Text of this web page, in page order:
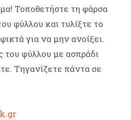
Τοποθετήστε τη φάρσα
φύλλου και τυλίξτε το
για να μην ανοίξει.
του φύλλου με ασπράδι
Τηγανίζετε πάντα σε